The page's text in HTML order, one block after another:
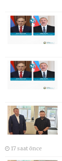
17 saat önce